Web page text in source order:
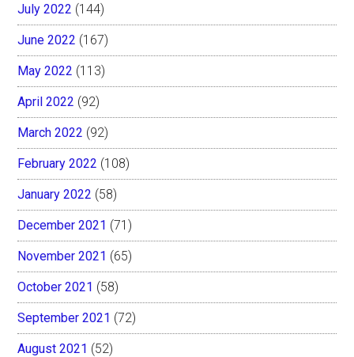
July 2022 (144)
June 2022 (167)
May 2022 (113)
April 2022 (92)
March 2022 (92)
February 2022 (108)
January 2022 (58)
December 2021 (71)
November 2021 (65)
October 2021 (58)
September 2021 (72)
August 2021 (52)